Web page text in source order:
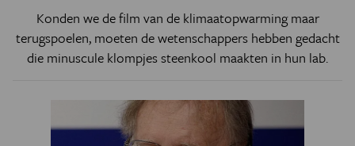
Konden we de film van de klimaatopwarming maar
terugspoelen, moeten de wetenschappers hebben gedacht
die minuscule klompjes steenkool maakten in hun lab.